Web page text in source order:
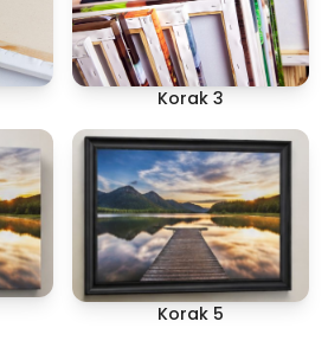
Korak 3
Korak 5